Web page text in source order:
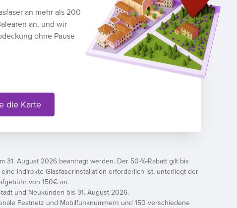
an mehr als 200
an, und wir
ohne Pause
die Karte
31. August 2026 beantragt werden. Der 50-%-Rabatt gilt bis
indirekte Glasfaserinstallation erforderlich ist, unterliegt der
von 150€ an.
und Neukunden bis 31. August 2026.
Festnetz und Mobilfunknummern und 150 verschiedene